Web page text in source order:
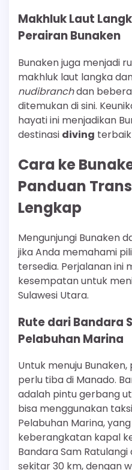
Makhluk Laut
Perairan Bunaken
Bunaken juga menjadi
makhluk laut langka
nudibranchdan
ditemukan di sini.
hayati ini menjadikan
destinasi diving terbaik
Cara ke
Panduan
Lengkap
Mengunjungi Bunaken
jika Anda memahami
tersedia. Perjalanan ini
kesempatan untuk
Sulawesi Utara.
Rute dari Bandara
Pelabuhan Marina
Untuk menuju
perlu tiba di Manado.
adalah pintu gerbang
bisa menggunakan
Pelabuhan Marina,
keberangkatan kapal
Bandara Sam
sekitar 30 km, dengan